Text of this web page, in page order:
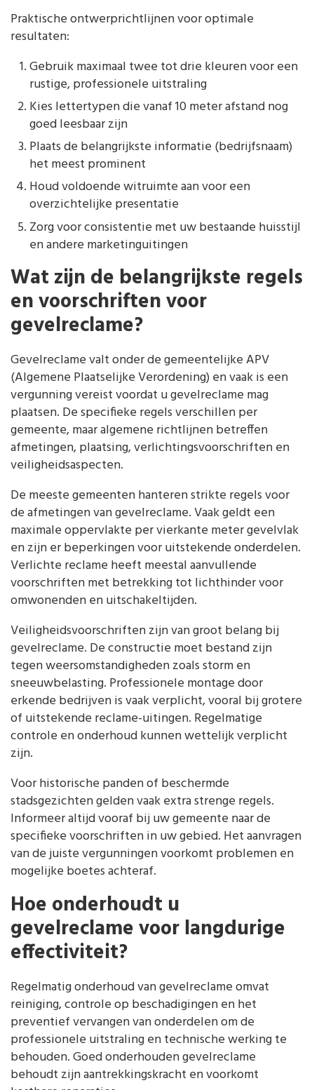
Praktische ontwerprichtlijnen voor optimale
resultaten:
Gebruik maximaal twee tot drie kleuren voor een
rustige, professionele uitstraling
Kies lettertypen die vanaf 10 meter afstand nog
goed leesbaar zijn
Plaats de belangrijkste informatie (bedrijfsnaam)
het meest prominent
Houd voldoende witruimte aan voor een
overzichtelijke presentatie
Zorg voor consistentie met uw bestaande huisstijl
en andere marketinguitingen
Wat zijn de belangrijkste regels
en voorschriften voor
gevelreclame?
Gevelreclame valt onder de gemeentelijke APV
(Algemene Plaatselijke Verordening) en vaak is een
vergunning vereist voordat u gevelreclame mag
plaatsen. De specifieke regels verschillen per
gemeente, maar algemene richtlijnen betreffen
afmetingen, plaatsing, verlichtingsvoorschriften en
veiligheidsaspecten.
De meeste gemeenten hanteren strikte regels voor
de afmetingen van gevelreclame. Vaak geldt een
maximale oppervlakte per vierkante meter gevelvlak
en zijn er beperkingen voor uitstekende onderdelen.
Verlichte reclame heeft meestal aanvullende
voorschriften met betrekking tot lichthinder voor
omwonenden en uitschakeltijden.
Veiligheidsvoorschriften zijn van groot belang bij
gevelreclame. De constructie moet bestand zijn
tegen weersomstandigheden zoals storm en
sneeuwbelasting. Professionele montage door
erkende bedrijven is vaak verplicht, vooral bij grotere
of uitstekende reclame-uitingen. Regelmatige
controle en onderhoud kunnen wettelijk verplicht
zijn.
Voor historische panden of beschermde
stadsgezichten gelden vaak extra strenge regels.
Informeer altijd vooraf bij uw gemeente naar de
specifieke voorschriften in uw gebied. Het aanvragen
van de juiste vergunningen voorkomt problemen en
mogelijke boetes achteraf.
Hoe onderhoudt u
gevelreclame voor langdurige
effectiviteit?
Regelmatig onderhoud van gevelreclame omvat
reiniging, controle op beschadigingen en het
preventief vervangen van onderdelen om de
professionele uitstraling en technische werking te
behouden. Goed onderhouden gevelreclame
behoudt zijn aantrekkingskracht en voorkomt